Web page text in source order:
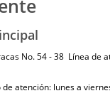
No. 54 - 38 Línea de
atención: lunes a